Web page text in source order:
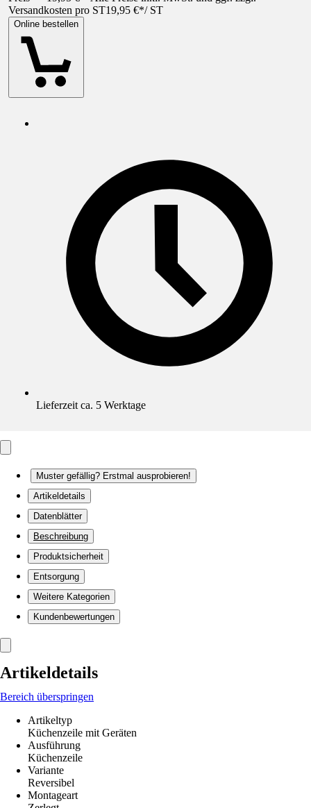
Versandkosten pro ST19,95 €*/ ST
Online bestellen
Lieferzeit ca. 5 Werktage
Muster gefällig? Erstmal ausprobieren!
Artikeldetails
Datenblätter
Beschreibung
Produktsicherheit
Entsorgung
Weitere Kategorien
Kundenbewertungen
Artikeldetails
Bereich überspringen
Artikeltyp
Küchenzeile mit Geräten
Ausführung
Küchenzeile
Variante
Reversibel
Montageart